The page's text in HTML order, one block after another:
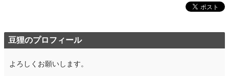
豆狸のプロフィール
よろしくお願いします。